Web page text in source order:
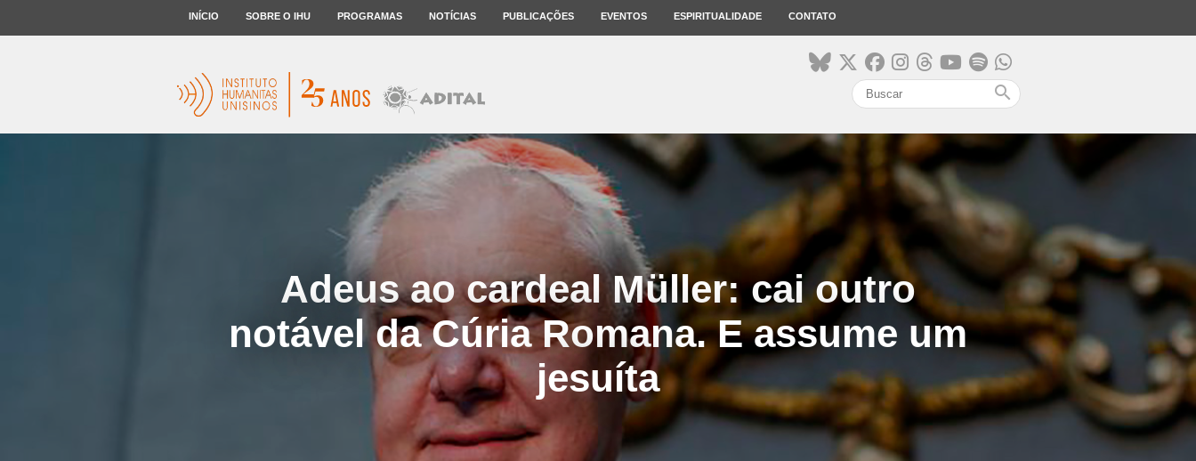
INÍCIO SOBRE O IHU PROGRAMAS NOTÍCIAS PUBLICAÇÕES EVENTOS ESPIRITUALIDADE CONTATO
search
Adeus ao cardeal Müller: cai outro
notável da Cúria Romana. E assume um
jesuíta